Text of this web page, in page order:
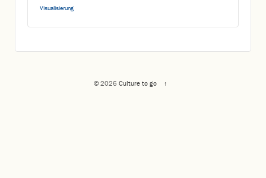
Visualisierung
© 2026 Culture to go ↑